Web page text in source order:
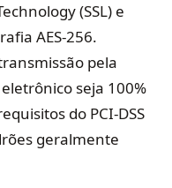
(SSL) e
AES-256.
pela
seja 100%
do PCI-DSS
geralmente